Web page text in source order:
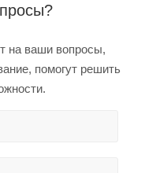
на ваши вопросы,
помогут решить